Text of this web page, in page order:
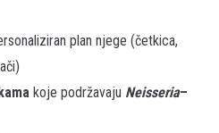
plan njege (četkica,
koje podržavaju Neisseria–